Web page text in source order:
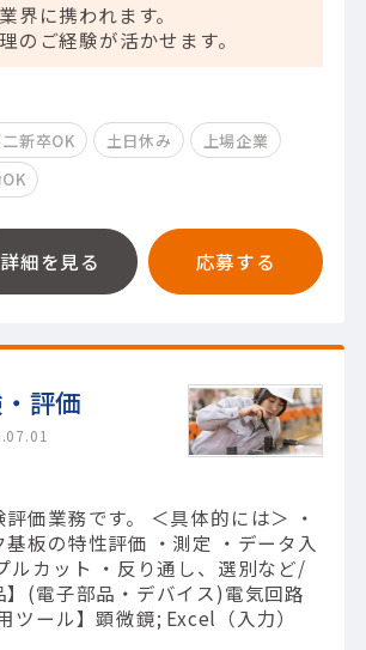
界に携われます。
のご経験が活かせます。
新卒OK 土日休み
上場企業
詳細を見る 応募する
評価
価業務です。 ＜具体的には＞ ・
基板の特性評価 ・測定 ・データ入
ルカット ・反り通し、選別など/
】(電子部品・デバイス)電気回路
ツール】顕微鏡; Excel（入力）